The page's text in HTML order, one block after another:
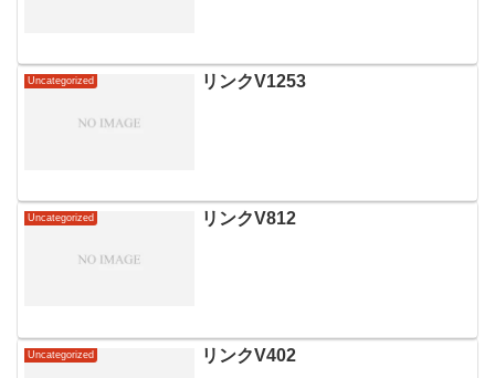
Uncategorized リンクV1253
Uncategorized リンクV812
Uncategorized リンクV402